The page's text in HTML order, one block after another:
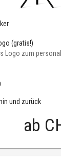
(gratis!)
Logo zum
und zurück
ab